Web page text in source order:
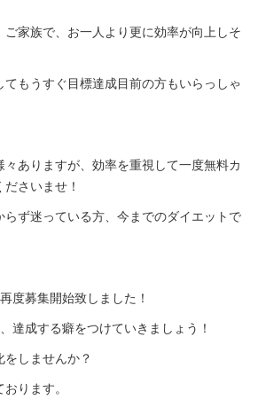
ご家族で、お一人より更に効率が向上しそ
もうすぐ目標達成目前の方もいらっしゃ
ありますが、効率を重視して一度無料カ
さいませ！
らず迷っている方、今までのダイエットで
度募集開始致しました！
達成する癖をつけていきましょう！
しませんか？
ります。